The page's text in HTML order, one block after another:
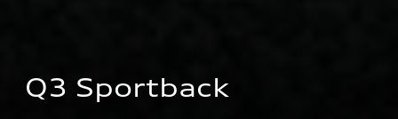
Q3 Sportback